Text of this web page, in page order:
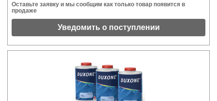
Оставьте заявку и мы сообщим как только товар появится в
продаже
Уведомить о поступлении